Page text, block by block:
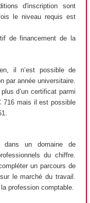
d'inscription sont
le niveau requis est
de financement de la
il n’est possible de
par année universitaire.
d’un certificat parmi
716 mais il est possible
dans un domaine de
du chiffre.
un parcours de
le marché du travail.
profession comptable.